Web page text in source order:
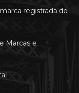
registrada do
Marcas e